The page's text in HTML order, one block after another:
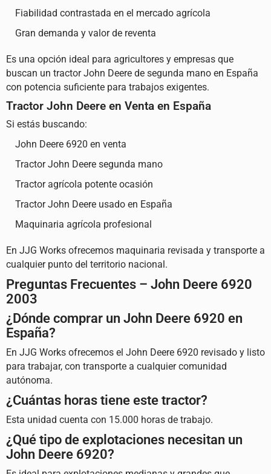
Fiabilidad contrastada en el mercado agrícola
Gran demanda y valor de reventa
Es una opción ideal para agricultores y empresas que
buscan un tractor John Deere de segunda mano en España
con potencia suficiente para trabajos exigentes.
Tractor John Deere en Venta en España
Si estás buscando:
John Deere 6920 en venta
Tractor John Deere segunda mano
Tractor agrícola potente ocasión
Tractor John Deere usado en España
Maquinaria agrícola profesional
En JJG Works ofrecemos maquinaria revisada y transporte a
cualquier punto del territorio nacional.
Preguntas Frecuentes – John Deere 6920
2003
¿Dónde comprar un John Deere 6920 en
España?
En JJG Works ofrecemos el John Deere 6920 revisado y listo
para trabajar, con transporte a cualquier comunidad
autónoma.
¿Cuántas horas tiene este tractor?
Esta unidad cuenta con 15.000 horas de trabajo.
¿Qué tipo de explotaciones necesitan un
John Deere 6920?